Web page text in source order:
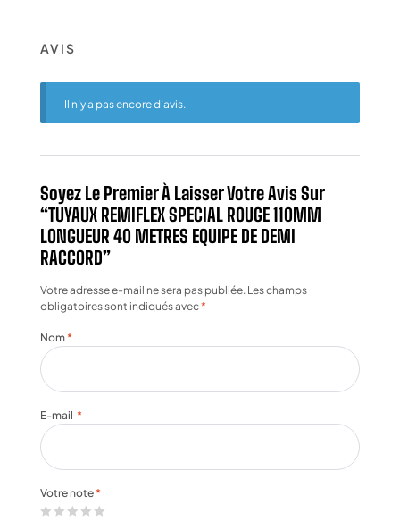
AVIS
Il n’y a pas encore d’avis.
Soyez Le Premier À Laisser Votre Avis Sur
“TUYAUX REMIFLEX SPECIAL ROUGE 110MM
LONGUEUR 40 METRES EQUIPE DE DEMI
RACCORD”
Votre adresse e-mail ne sera pas publiée. Les champs
obligatoires sont indiqués avec*
Votre note *
Nom *
E-mail *